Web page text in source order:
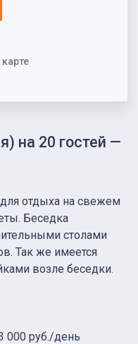
на 20 гостей —
отдыха на свежем
Беседка
столами
Так же имеется
возле беседки.
000 руб./день